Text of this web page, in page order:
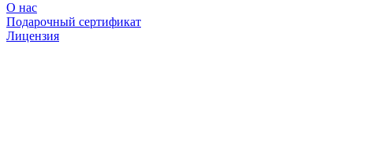
О нас
Подарочный сертификат
Лицензия